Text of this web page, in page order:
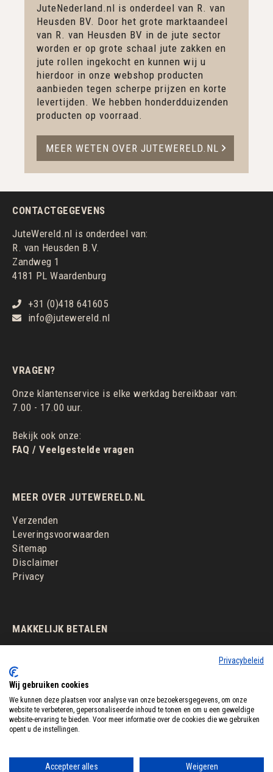
JuteNederland.nl is onderdeel van R. van
Heusden BV. Door het grote marktaandeel
van R. van Heusden BV in de jute sector
worden er op grote schaal jute zakken en
jute rollen ingekocht en kunnen wij u
hierdoor in onze webshop producten
aanbieden tegen scherpe prijzen en korte
levertijden. We hebben honderdduizenden
producten op voorraad.
MEER WETEN OVER JUTEWERELD.NL
CONTACTGEGEVENS
JuteWereld.nl is onderdeel van:
R. van Heusden B.V.
Zandweg 1
4181 PL Waardenburg
+31 (0)418 641605
info@jutewereld.nl
VRAGEN?
Onze klantenservice is elke werkdag bereikbaar van:
7.00 - 17.00 uur.
Bekijk ook onze:
FAQ / Veelgestelde vragen
MEER OVER JUTEWERELD.NL
Verzenden
Leveringsvoorwaarden
Sitemap
Disclaimer
Privacy
MAKKELIJK BETALEN
Privacybeleid
Wij gebruiken cookies
We kunnen deze plaatsen voor analyse van onze bezoekersgegevens, om onze
website te verbeteren, gepersonaliseerde inhoud te tonen en om u een geweldige
website-ervaring te bieden. Voor meer informatie over de cookies die we gebruiken
opent u de instellingen.
Accepteer alles Weigeren